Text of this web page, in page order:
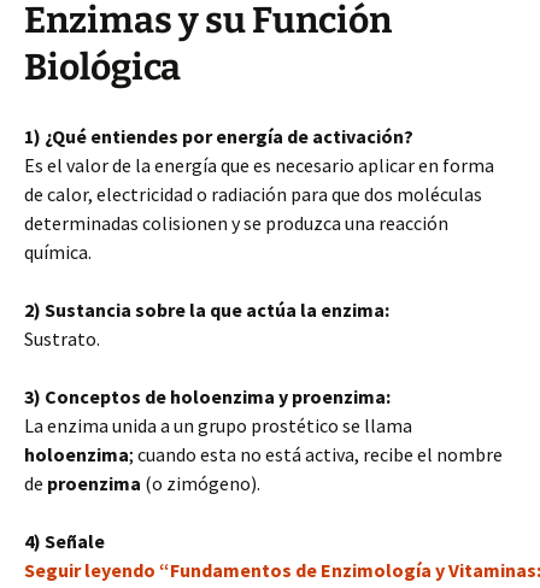
Enzimas y su Función
Biológica
1) ¿Qué entiendes por energía de activación?
Es el valor de la energía que es necesario aplicar en forma
de calor, electricidad o radiación para que dos moléculas
determinadas colisionen y se produzca una reacción
química.
2) Sustancia sobre la que actúa la enzima:
Sustrato.
3) Conceptos de holoenzima y proenzima:
La enzima unida a un grupo prostético se llama
holoenzima; cuando esta no está activa, recibe el nombre
de proenzima (o zimógeno).
4) Señale
Seguir leyendo “Fundamentos de Enzimología y